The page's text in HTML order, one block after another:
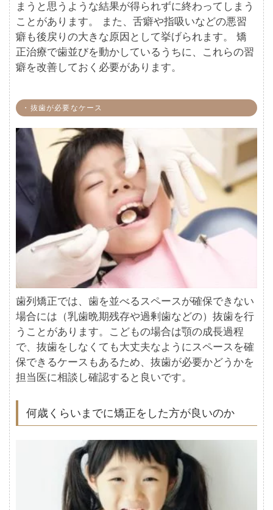
まうと思うような結果が得られずに終わってしまう
ことがあります。 また、舌癖や指吸いなどの悪習
癖も後戻りの大きな原因として挙げられます。 矯
正治療で歯並びを動かしているうちに、これらの習
癖を改善しておく必要があります。
・抜歯が必要なケース
歯列矯正では、歯を並べるスペースが確保できない
場合には（乳歯晩期残存や過剰歯などの）抜歯を行
うことがあります。こどもの場合は顎の成長過程
で、抜歯をしなくても大丈夫なようにスペースを確
保できるケースもあるため、抜歯が必要かどうかを
担当医に相談し確認すると良いです。
何歳くらいまでに矯正をした方が良いのか